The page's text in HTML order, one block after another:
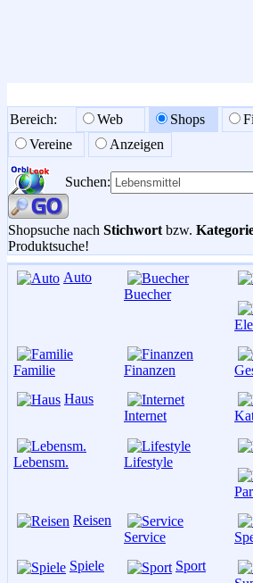
Bereich: Web Shops
Vereine
Anzeigen
Suchen:
Shopsuche nach Stichwort bzw.
Produktsuche!
Auto
Buecher
Familie Finanzen
Haus
Internet
Lebensm. Lifestyle
Reisen
Service
Spiele
Sport